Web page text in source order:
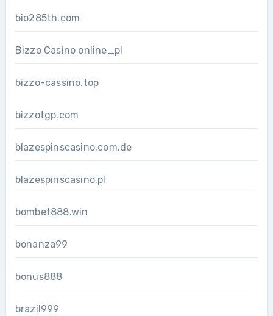
bio285th.com
Bizzo Casino online_pl
bizzo-cassino.top
bizzotgp.com
blazespinscasino.com.de
blazespinscasino.pl
bombet888.win
bonanza99
bonus888
brazil999